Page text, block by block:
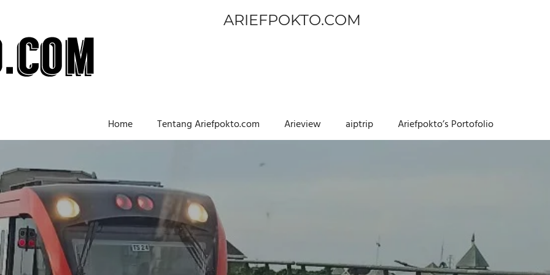
ARIEFPOKTO.COM
Home Tentang Ariefpokto.com Arieview aiptrip Ariefpokto’s Portofolio